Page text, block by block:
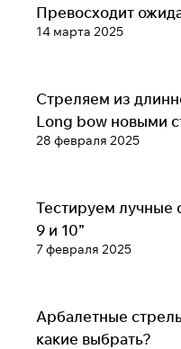
14 марта 2025
Превосходит
Обзоры луков,
28 февраля 2025
Стреляем из
Long bow новыми
Обзоры луков,
7 февраля 2025
Тестируем лучные
9 и 10”
Обзоры луков,
Арбалетные
какие выбрать?